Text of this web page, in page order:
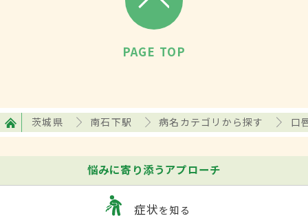
PAGE TOP
茨城県 南石下駅 病名カテゴリから探す 口
悩みに寄り添うアプローチ
症状を知る